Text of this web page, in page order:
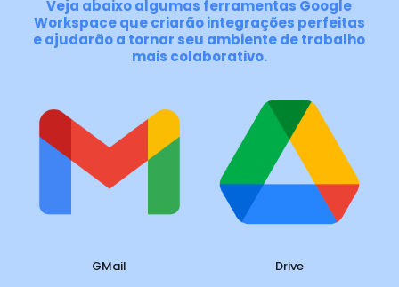
Veja abaixo algumas ferramentas Google
Workspace que criarão integrações perfeitas
e ajudarão a tornar seu ambiente de trabalho
mais colaborativo.
GMail Drive